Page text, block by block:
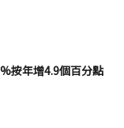
按年增4.9個百分點